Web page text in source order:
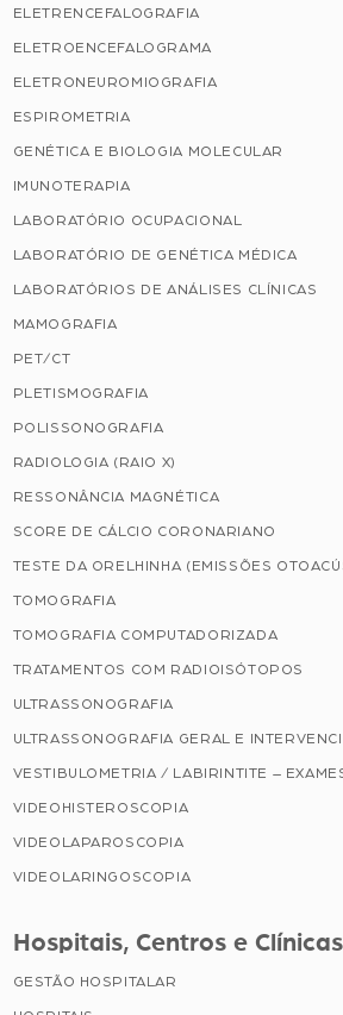
ELETRENCEFALOGRAFIA
ELETROENCEFALOGRAMA
ELETRONEUROMIOGRAFIA
ESPIROMETRIA
GENÉTICA E BIOLOGIA MOLECULAR
IMUNOTERAPIA
LABORATÓRIO OCUPACIONAL
LABORATÓRIO DE GENÉTICA MÉDICA
LABORATÓRIOS DE ANÁLISES CLÍNICAS
MAMOGRAFIA
PET/CT
PLETISMOGRAFIA
POLISSONOGRAFIA
RADIOLOGIA (RAIO X)
RESSONÂNCIA MAGNÉTICA
SCORE DE CÁLCIO CORONARIANO
TESTE DA ORELHINHA (EMISSÕES
TOMOGRAFIA
TOMOGRAFIA COMPUTADORIZADA
TRATAMENTOS COM RADIOISÓTOPOS
ULTRASSONOGRAFIA
ULTRASSONOGRAFIA GERAL E
VESTIBULOMETRIA / LABIRINTITE –
VIDEOHISTEROSCOPIA
VIDEOLAPAROSCOPIA
VIDEOLARINGOSCOPIA
Hospitais, Centros e Clínicas
GESTÃO HOSPITALAR